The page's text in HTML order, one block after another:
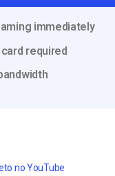
immediately
required
no YouTube